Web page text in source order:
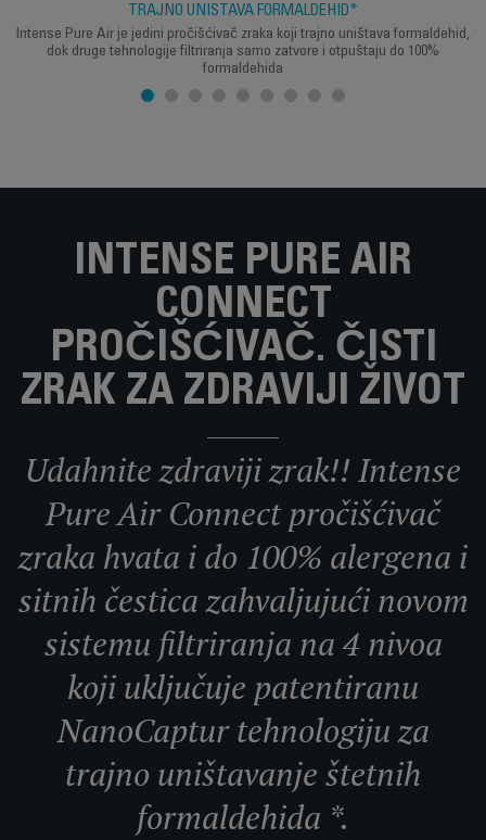
TRAJNO UNIŠTAVA FORMALDEHID*
Intense Pure Air je jedini pročišćivač zraka koji trajno uništava formaldehid,
dok druge tehnologije filtriranja samo zatvore i otpuštaju do 100%
formaldehida
INTENSE PURE AIR
CONNECT
PROČIŠĆIVAČ. ČISTI
ZRAK ZA ZDRAVIJI ŽIVOT
Udahnite zdraviji zrak!! Intense
Pure Air Connect pročišćivač
zraka hvata i do 100% alergena i
sitnih čestica zahvaljujući novom
sistemu filtriranja na 4 nivoa
koji uključuje patentiranu
NanoCaptur tehnologiju za
trajno uništavanje štetnih
formaldehida *.